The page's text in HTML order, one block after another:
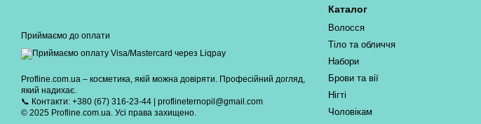
Приймаємо до оплати
Profline.com.ua – косметика, якій можна довіряти. Професійний догляд,
який надихає.
📞 Контакти: +380 (67) 316-23-44 | proflineternopil@gmail.com
© 2025 Profline.com.ua. Усі права захищено.
Каталог
Волосся
Тіло та обличчя
Набори
Брови та вії
Нігті
Чоловікам